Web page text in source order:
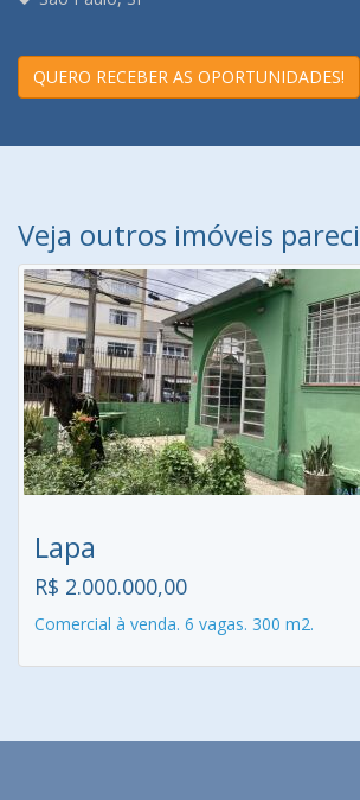
QUERO RECEBER AS OPORTUNIDADES!
Veja outros imóveis
Lapa
R$ 2.000.000,00
Comercial à venda. 6 vagas. 300 m2.